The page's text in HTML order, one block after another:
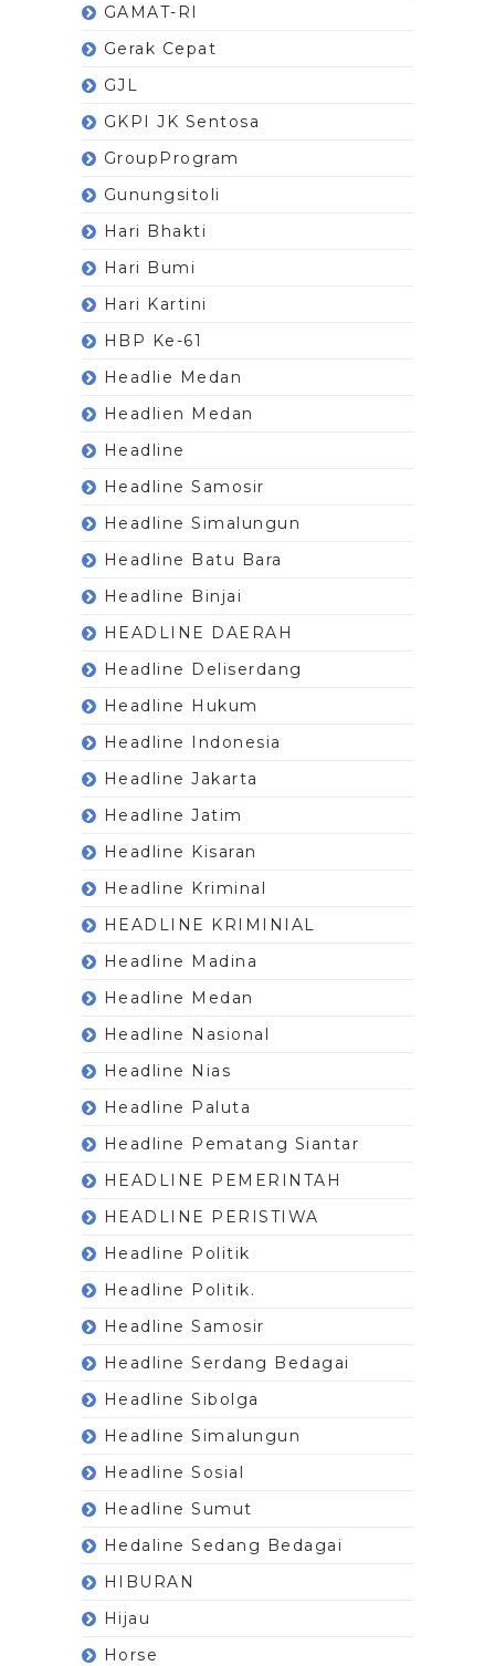
GAMAT-RI
Gerak Cepat
GJL
GKPI JK Sentosa
GroupProgram
Gunungsitoli
Hari Bhakti
Hari Bumi
Hari Kartini
HBP Ke-61
Headlie Medan
Headlien Medan
Headline
Headline Samosir
Headline Simalungun
Headline Batu Bara
Headline Binjai
HEADLINE DAERAH
Headline Deliserdang
Headline Hukum
Headline Indonesia
Headline Jakarta
Headline Jatim
Headline Kisaran
Headline Kriminal
HEADLINE KRIMINIAL
Headline Madina
Headline Medan
Headline Nasional
Headline Nias
Headline Paluta
Headline Pematang Siantar
HEADLINE PEMERINTAH
HEADLINE PERISTIWA
Headline Politik
Headline Politik.
Headline Samosir
Headline Serdang Bedagai
Headline Sibolga
Headline Simalungun
Headline Sosial
Headline Sumut
Hedaline Sedang Bedagai
HIBURAN
Hijau
Horse